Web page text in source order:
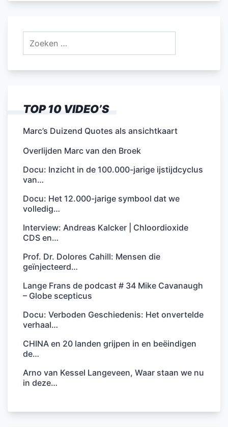
Zoeken
TOP 10 VIDEO’S
Marc’s Duizend Quotes als ansichtkaart
Overlijden Marc van den Broek
Docu: Inzicht in de 100.000-jarige ijstijdcyclus
van…
Docu: Het 12.000-jarige symbool dat we
volledig…
Interview: Andreas Kalcker | Chloordioxide
CDS en…
Prof. Dr. Dolores Cahill: Mensen die
geïnjecteerd…
Lange Frans de podcast # 34 Mike Cavanaugh
– Globe scepticus
Docu: Verboden Geschiedenis: Het onvertelde
verhaal…
CHINA en 20 landen grijpen in en beëindigen
de…
Arno van Kessel Langeveen, Waar staan we nu
in deze…